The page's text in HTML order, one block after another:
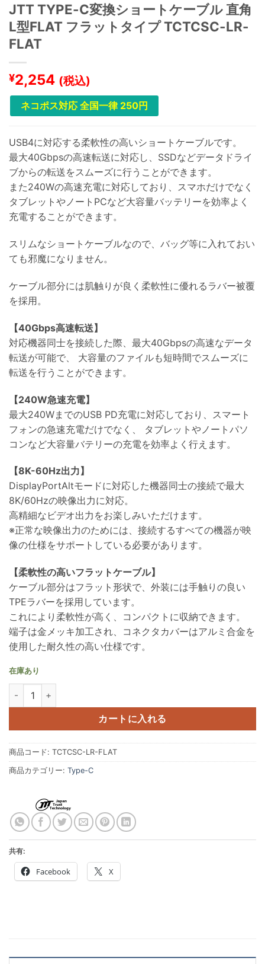
JTT TYPE-C変換ショートケーブル 直角
L型FLAT フラットタイプ TCTCSC-LR-
FLAT
¥2,254 (税込)
ネコポス対応 全国一律 250円
USB4に対応する柔軟性の高いショートケーブルです。
最大40Gbpsの高速転送に対応し、SSDなどデータドライ
ブからの転送をスムーズに行うことができます。
また240Wの高速充電に対応しており、スマホだけでなく
タブレットやノートPCなど大容量バッテリーを効率よく
充電することができます。
スリムなショートケーブルなので、バッグ等に入れておい
ても邪魔になりません。
ケーブル部分には肌触りが良く柔軟性に優れるラバー被覆
を採用。
【40Gbps高速転送】
対応機器同士を接続した際、最大40Gbpsの高速なデータ
転送が可能で、 大容量のファイルも短時間でスムーズに
転送を行うことができます。
【240W急速充電】
最大240WまでのUSB PD充電に対応しており、スマート
フォンの急速充電だけでなく、 タブレットやノートパソ
コンなど大容量バテリーの充電を効率よく行えます。
【8K-60Hz出力】
DisplayPortAltモードに対応した機器同士の接続で最大
8K/60Hzの映像出力に対応。
高精細なビデオ出力をお楽しみいただけます。
※正常な映像出力のためには、接続するすべての機器が映
像の仕様をサポートしている必要があります。
【柔軟性の高いフラットケーブル】
ケーブル部分はフラット形状で、外装には手触りの良い
TPEラバーを採用しています。
これにより柔軟性が高く、コンパクトに収納できます。
端子は金メッキ加工され、コネクタカバーはアルミ合金を
使用した耐久性の高い仕様です。
在庫あり
JTT TYPE-C変換ショートケーブル 直角L型FLAT フラットタイプ
カートに入れる
商品コード: TCTCSC-LR-FLAT
商品カテゴリー: Type-C
共有:
Facebook X